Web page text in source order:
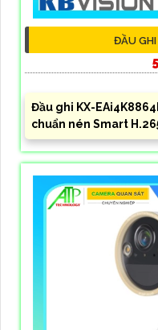
ĐẦU
Đầu ghi KX-
chuẩn nén Smart